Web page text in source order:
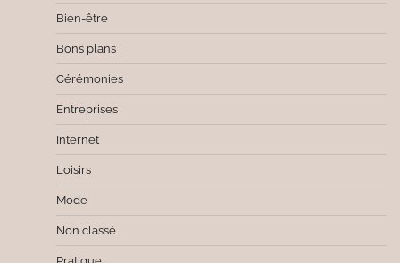
Bien-être
Bons plans
Cérémonies
Entreprises
Internet
Loisirs
Mode
Non classé